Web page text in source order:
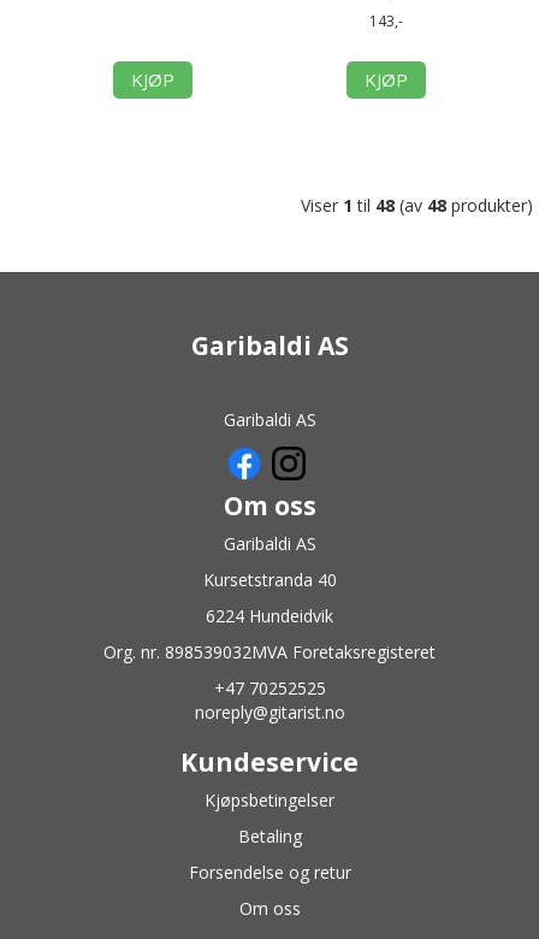
KJØP
143,-
KJØP
Viser 1 til 48 (av 48 produkter)
Garibaldi AS
Garibaldi AS
Om oss
Garibaldi AS
Kursetstranda 40
6224 Hundeidvik
Org. nr. 898539032MVA Foretaksregisteret
+47 70252525
noreply@gitarist.no
Kundeservice
Kjøpsbetingelser
Betaling
Forsendelse og retur
Om oss